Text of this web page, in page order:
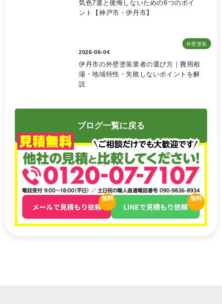
気色7選と後悔しないための6つのポイ
ント【神戸市・伊丹市】
外壁塗装
2026-06-04
伊丹市の外壁塗装業者の選び方｜費用相
場・地域特性・失敗しないポイントを解
説
ブログ一覧に戻る
メールで見積もり依頼
無料
LINEで見積もり依頼
無料